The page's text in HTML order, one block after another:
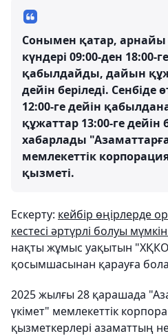
Сонымен қатар,
күндері 09:00-ден 18:00-
қабылдайды, дайын
дейін беріледі. Сенбіде
12:00-ге дейін
құжаттар 13:00-ге дейін
хабарлады
мемлекеттік
қызметі.
Ескерту: кейбір өңірлерде
кестесі әртүрлі болуы
нақты жұмыс уақытын
қосымшасынан қарауға
2025 жылғы 28 қарашада
үкімет" мемлекеттік
қызметкерлері азаматтың